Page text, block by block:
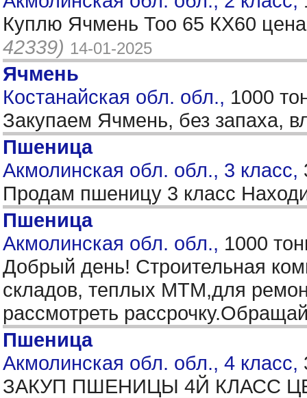
Куплю Ячмень Тоо 65 КХ60
42339) 14-01-2025
Ячмень
Костанайская обл. обл., 1000
Закупаем Ячмень, без запаха,
Пшеница
Акмолинская обл. обл., 3 класс,
Продам пшеницу 3 класс
Пшеница
Акмолинская обл. обл., 1000
Добрый день! Строительная
складов, теплых МТМ,для
рассмотреть
Пшеница
Акмолинская обл. обл., 4 класс,
ЗАКУП ПШЕНИЦЫ 4Й КЛАСС